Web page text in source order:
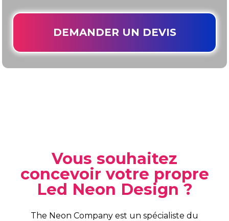
DEMANDER UN DEVIS
Vous souhaitez
concevoir votre propre
Led Neon Design ?
The Neon Company est un spécialiste du